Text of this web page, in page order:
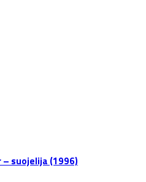
– suojelija (1996)